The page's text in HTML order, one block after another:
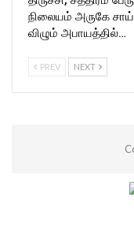
நிலையம் அருகே
விழும் அபாயத்தில்…
PREV NEXT